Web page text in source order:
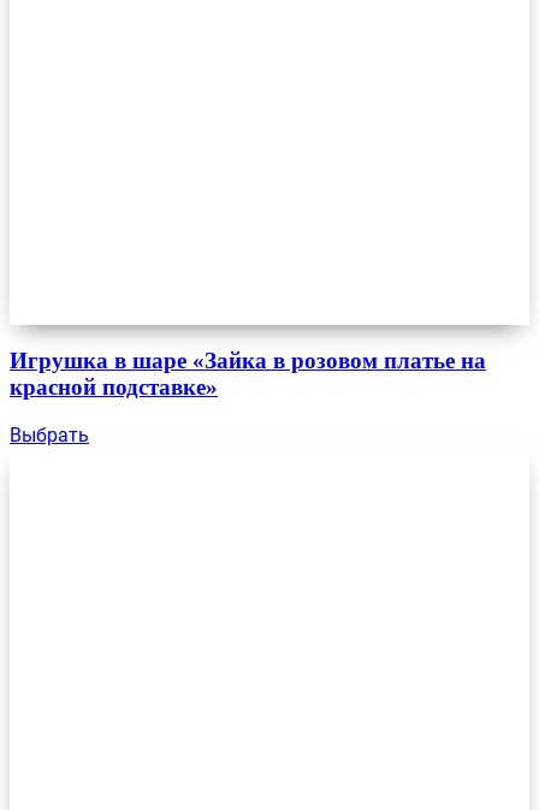
Игрушка в шаре «Зайка в розовом платье на
красной подставке»
Выбрать